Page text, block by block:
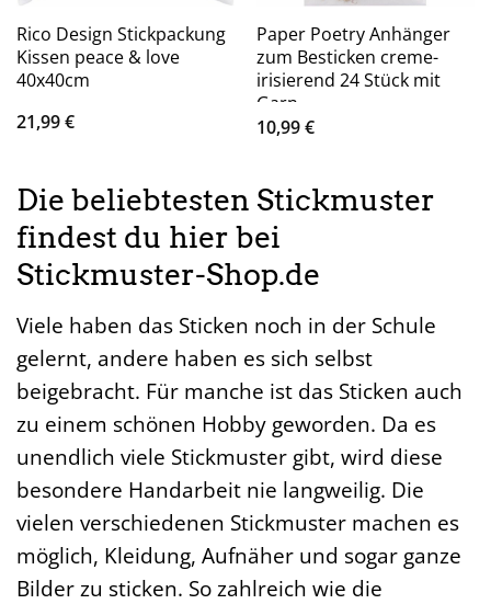
Rico Design Stickpackung
Kissen peace & love
40x40cm
21,99€
Paper Poetry Anhänger
zum Besticken creme-
irisierend 24 Stück mit
Garn
10,99€
Die beliebtesten Stickmuster
findest du hier bei
Stickmuster-Shop.de
Viele haben das Sticken noch in der Schule
gelernt, andere haben es sich selbst
beigebracht. Für manche ist das Sticken auch
zu einem schönen Hobby geworden. Da es
unendlich viele Stickmuster gibt, wird diese
besondere Handarbeit nie langweilig. Die
vielen verschiedenen Stickmuster machen es
möglich, Kleidung, Aufnäher und sogar ganze
Bilder zu sticken. So zahlreich wie die